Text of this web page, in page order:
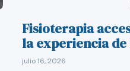
Fisioterapia
la experiencia de
julio 16, 2026